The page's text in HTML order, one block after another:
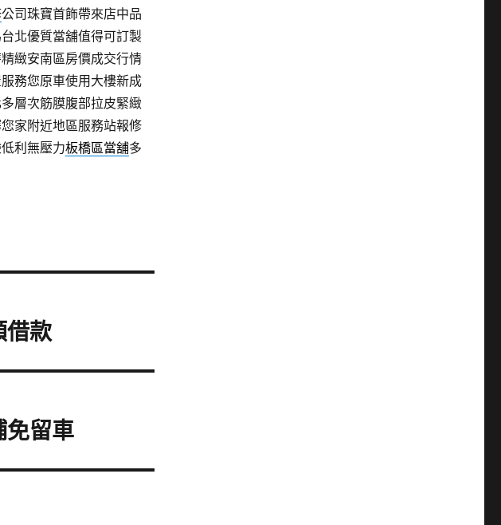
公司珠寶首飾帶來店中品
北優質當舖值得可訂製
緻安南區房價成交行情
務您原車使用大樓新成
層次筋膜腹部拉皮緊緻
家附近地區服務站報修
利無壓力板橋區當舖多
借款
免留車